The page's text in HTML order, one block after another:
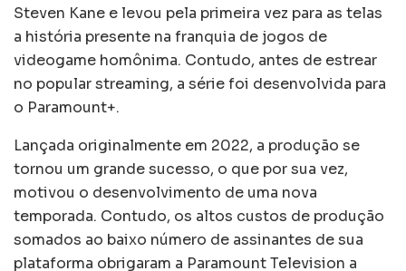
Steven Kane e levou pela primeira vez para as telas
a história presente na franquia de jogos de
videogame homônima. Contudo, antes de estrear
no popular streaming, a série foi desenvolvida para
o Paramount+.
Lançada originalmente em 2022, a produção se
tornou um grande sucesso, o que por sua vez,
motivou o desenvolvimento de uma nova
temporada. Contudo, os altos custos de produção
somados ao baixo número de assinantes de sua
plataforma obrigaram a Paramount Television a